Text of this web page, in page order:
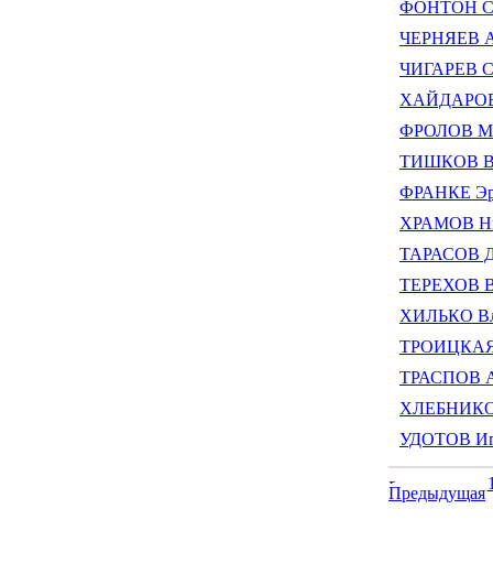
ФОНТОН
ЧЕРНЯЕВ
ЧИГАРЕВ
ХАЙДАРОВ
ФРОЛОВ
ТИШКОВ
ФРАНКЕ
ХРАМОВ
ТАРАСОВ
ТЕРЕХОВ
ХИЛЬКО
ТРОИЦКАЯ
ТРАСПОВ
УДОТОВ
Предыдущая